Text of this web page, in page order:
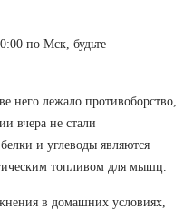
по Мск, будьте
него лежало противоборство,
вчера не стали
и углеводы являются
топливом для мышц.
в домашних условиях,